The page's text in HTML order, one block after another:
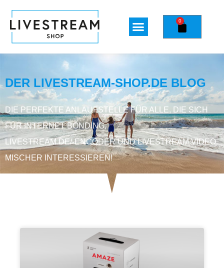
0
DER LIVESTREAM-SHOP.DE BLOG
DIE PERFEKTE ANLAUFSTELLE FÜR ALLE, DIE SICH
FÜR INTERNET BONDING,
LIVESTREAM DE/-ENCODER UND LIVESTREAM VIDEO
MISCHER INTERESSIEREN!